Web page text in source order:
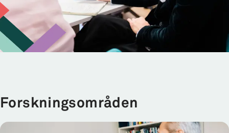
Forskningsområden